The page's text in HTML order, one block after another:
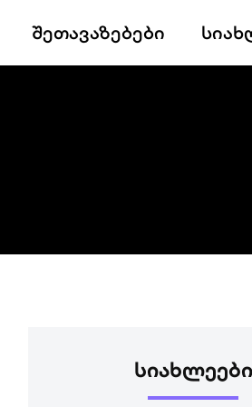
შეთავაზებები
ᲡᲘᲐᲮᲚᲔᲔᲑᲘ